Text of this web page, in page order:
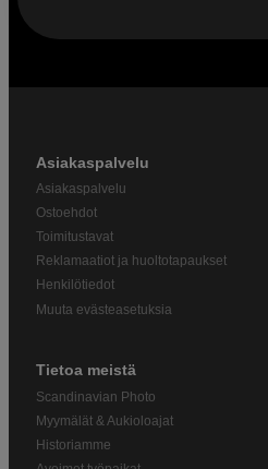
Asiakaspalvelu
Asiakaspalvelu
Ostoehdot
Toimitustavat
Reklamaatiot ja huoltotapaukset
Henkilötiedot
Muuta evästeasetuksia
Tietoa meistä
Scandinavian Photo
Myymälät & Aukioloajat
Historiamme